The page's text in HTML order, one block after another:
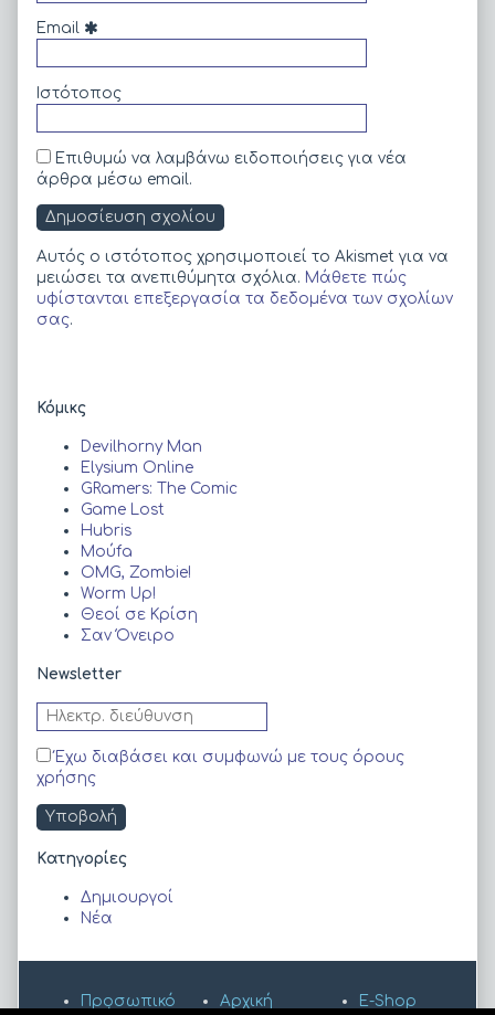
Email
Ιστότοπος
Επιθυμώ να λαμβάνω ειδοποιήσεις για νέα
άρθρα μέσω email.
Αυτός ο ιστότοπος χρησιμοποιεί το Akismet για να
μειώσει τα ανεπιθύμητα σχόλια. Μάθετε πώς
υφίστανται επεξεργασία τα δεδομένα των σχολίων
σας.
Primary
Sidebar
Κόμικς
Devilhorny Man
Elysium Online
GRamers: The Comic
Game Lost
Hubris
Moύfa
OMG, Zombie!
Worm Up!
Θεοί σε Κρίση
Σαν Όνειρο
Newsletter
Έχω διαβάσει και συμφωνώ με τους όρους
χρήσης
Kατηγορίες
Δημιουργοί
Νέα
Προσωπικό
Αρχική
E-Shop